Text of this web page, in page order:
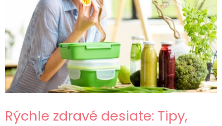
Rýchle zdravé desiate: Tipy,